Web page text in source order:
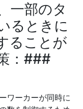
一部のタ
るときに
ることが
：###
ワーカーが同時に